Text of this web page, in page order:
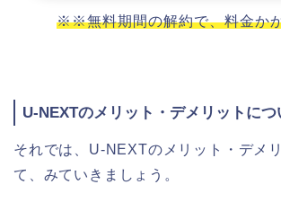
※※無料期間の解約で、料金か
U-NEXTのメリット・デメリットにつ
それでは、U-NEXTのメリット・デメ
て、みていきましょう。